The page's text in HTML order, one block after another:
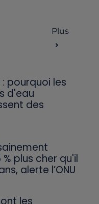
Plus
pourquoi les
d'eau
des
plus cher qu'il
alerte l’ONU
les